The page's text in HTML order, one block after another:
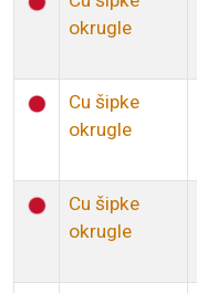
okrugle
Cu šipke
okrugle
Cu šipke
okrugle